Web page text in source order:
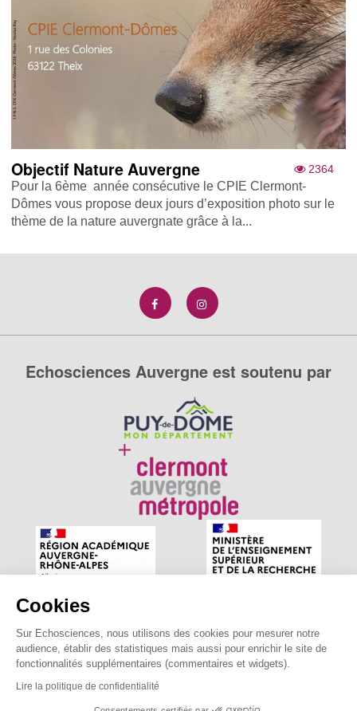
Cookies
Sur Echosciences, nous utilisons des cookies pour mesurer notre
audience, établir des statistiques mais aussi pour enrichir le site de
fonctionnalités supplémentaires (commentaires et widgets).
Lire la politique de confidentialité
2364
Objectif Nature Auvergne
Pour la 6ème année consécutive le CPIE Clermont-
Dômes vous propose deux jours d’exposition photo sur le
thème de la nature auvergnate grâce à la...
Echosciences Auvergne est soutenu par
Echosciences Auvergne est le réseau social des amateurs
de sciences et de technologies du territoire. Propulsé par
astu'sciences.